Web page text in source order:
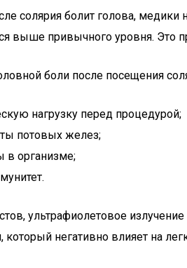
солярия болит голова, медики
выше привычного уровня. Это
боли после посещения
нагрузку перед процедурой;
потовых желез;
в организме;
ультрафиолетовое
негативно влияет на